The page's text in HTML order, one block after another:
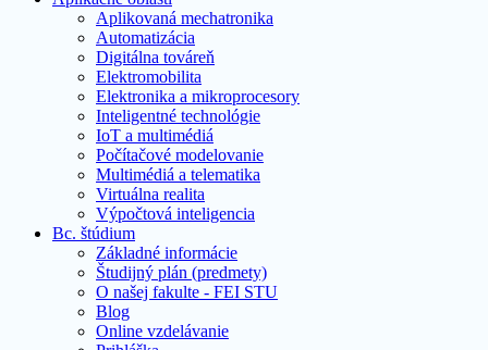
Aplikovaná mechatronika
Automatizácia
Digitálna továreň
Elektromobilita
Elektronika a mikroprocesory
Inteligentné technológie
IoT a multimédiá
Počítačové modelovanie
Multimédiá a telematika
Virtuálna realita
Výpočtová inteligencia
Bc. štúdium
Základné informácie
Študijný plán (predmety)
O našej fakulte - FEI STU
Blog
Online vzdelávanie